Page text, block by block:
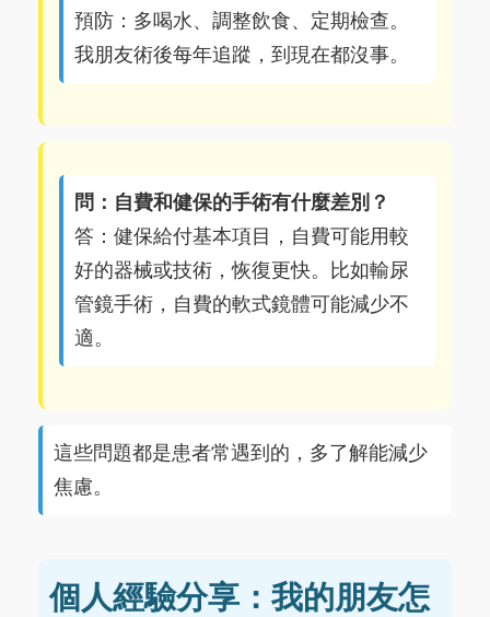
預防：多喝水、調整飲食、定期檢查。
我朋友術後每年追蹤，到現在都沒事。
問：自費和健保的手術有什麼差別？
答：健保給付基本項目，自費可能用較
好的器械或技術，恢復更快。比如輸尿
管鏡手術，自費的軟式鏡體可能減少不
適。
這些問題都是患者常遇到的，多了解能減少
焦慮。
個人經驗分享：我的朋友怎